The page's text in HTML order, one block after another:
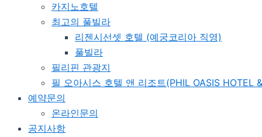
카지노호텔
최고의 풀빌라
리젠시선셋 호텔 (예궁코리아 직영)
풀빌라
필리핀 관광지
필 오아시스 호텔 앤 리조트(PHIL OASIS HOTEL
예약문의
온라인문의
공지사항